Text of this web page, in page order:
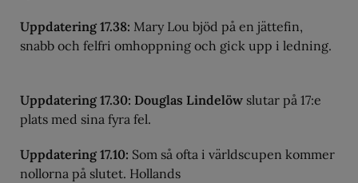
Uppdatering 17.38: Mary Lou bjöd på en jättefin,
snabb och felfri omhoppning och gick upp i ledning.
Uppdatering 17.30: Douglas Lindelöw slutar på 17:e
plats med sina fyra fel.
Uppdatering 17.10: Som så ofta i världscupen kommer
nollorna på slutet. Hollands